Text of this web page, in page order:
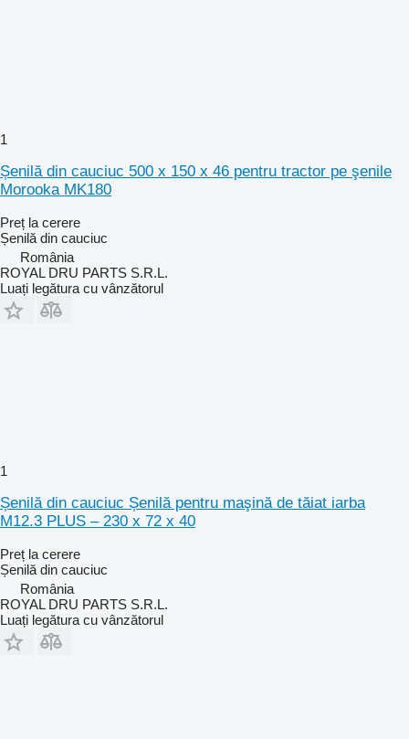
1
Șenilă din cauciuc 500 x 150 x 46 pentru tractor pe şenile
Morooka MK180
Preț la cerere
Șenilă din cauciuc
România
ROYAL DRU PARTS S.R.L.
Luați legătura cu vânzătorul
1
Șenilă din cauciuc Șenilă pentru maşină de tăiat iarba
M12.3 PLUS – 230 x 72 x 40
Preț la cerere
Șenilă din cauciuc
România
ROYAL DRU PARTS S.R.L.
Luați legătura cu vânzătorul